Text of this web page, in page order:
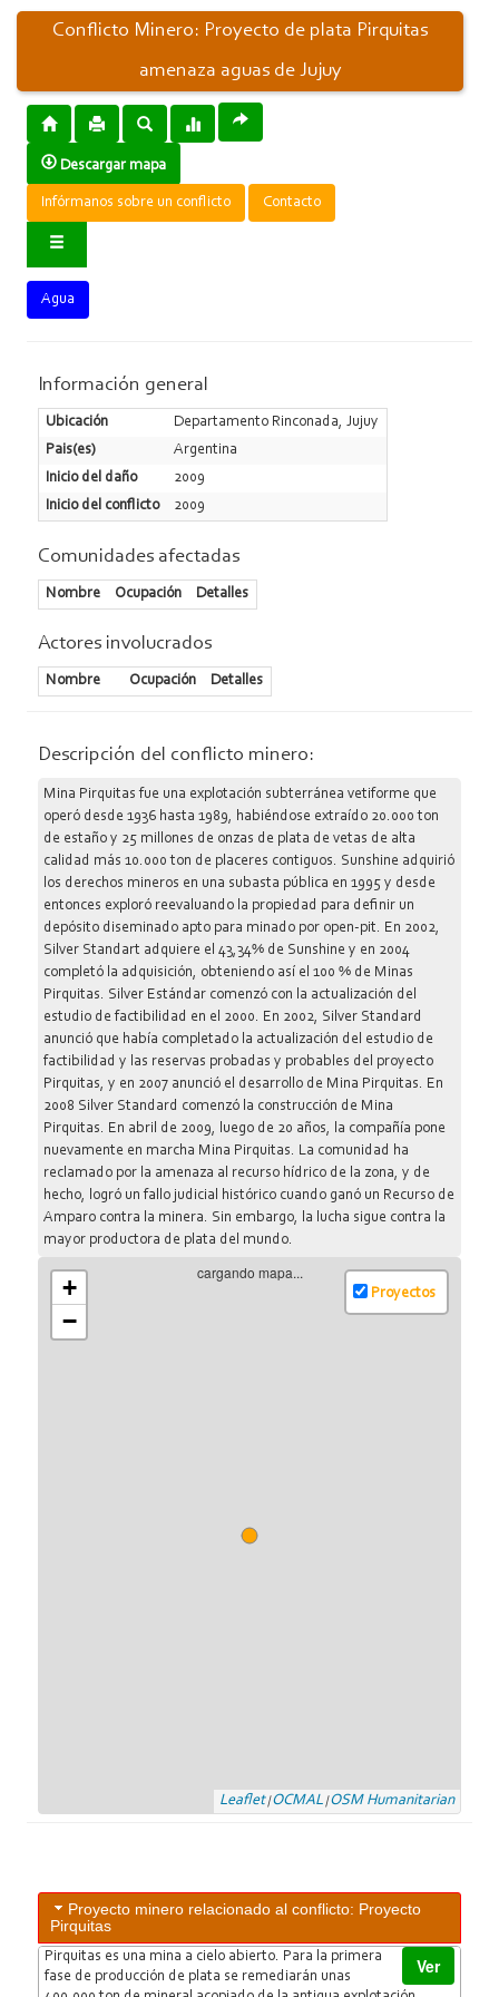
Conflicto Minero: Proyecto de plata Pirquitas
amenaza aguas de Jujuy
Descargar mapa
Infórmanos sobre un conflicto Contacto
Agua
Información general
Ubicación
Departamento Rinconada, Jujuy
Pais(es)
Argentina
Inicio del daño
2009
Inicio del conflicto
2009
Comunidades afectadas
Nombre Ocupación Detalles
Actores involucrados
Nombre Ocupación Detalles
Descripción del conflicto minero:
Mina Pirquitas fue una explotación subterránea vetiforme que
operó desde 1936 hasta 1989, habiéndose extraído 20.000 ton
de estaño y 25 millones de onzas de plata de vetas de alta
calidad más 10.000 ton de placeres contiguos. Sunshine adquirió
los derechos mineros en una subasta pública en 1995 y desde
entonces exploró reevaluando la propiedad para definir un
depósito diseminado apto para minado por open-pit. En 2002,
Silver Standart adquiere el 43,34% de Sunshine y en 2004
completó la adquisición, obteniendo así el 100 % de Minas
Pirquitas. Silver Estándar comenzó con la actualización del
estudio de factibilidad en el 2000. En 2002, Silver Standard
anunció que había completado la actualización del estudio de
factibilidad y las reservas probadas y probables del proyecto
Pirquitas, y en 2007 anunció el desarrollo de Mina Pirquitas. En
2008 Silver Standard comenzó la construcción de Mina
Pirquitas. En abril de 2009, luego de 20 años, la compañía pone
nuevamente en marcha Mina Pirquitas. La comunidad ha
reclamado por la amenaza al recurso hídrico de la zona, y de
hecho, logró un fallo judicial histórico cuando ganó un Recurso de
Amparo contra la minera. Sin embargo, la lucha sigue contra la
mayor productora de plata del mundo.
cargando mapa...
+
−
Proyectos
Leaflet|OCMAL |OSM Humanitarian
Proyecto minero relacionado al conflicto: Proyecto
Pirquitas
Ver
Pirquitas es una mina a cielo abierto. Para la primera
fase de producción de plata se remediarán unas